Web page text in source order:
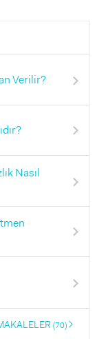
Verilir?
Nasıl
(70) right